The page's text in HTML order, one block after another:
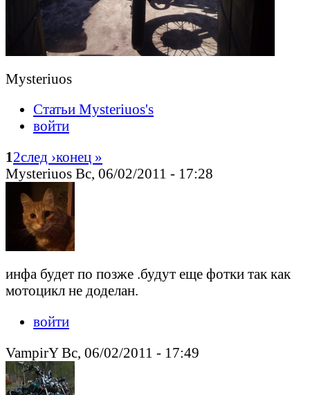
Mysteriuos
Статьи Mysteriuos's
войти
12след ›конец »
Mysteriuos Вс, 06/02/2011 - 17:28
инфа будет по позже .будут еще фотки так как
мотоцикл не доделан.
войти
VampirY Вс, 06/02/2011 - 17:49